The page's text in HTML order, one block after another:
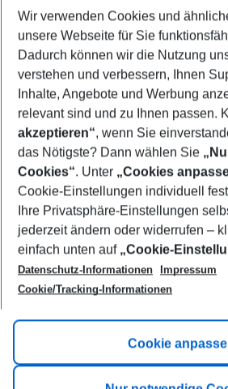
Select your date range
10/08/26–08/08/27 5-8 nights
Who will travel
2 adults No children
Show more filter
Footer
Footer navigation
Title A
Link A
Wir verwenden Cookies und
unsere Webseite für Sie
Dadurch können wir die Nutzung
verstehen und verbessern, Ihnen
Inhalte, Angebote und Werbung
relevant sind und zu Ihnen passen.
akzeptieren“, wenn Sie
das Nötigste? Dann wählen Sie
Cookies“. Unter „Cookies
Cookie-Einstellungen individuell
Ihre Privatsphäre-Einstellungen
jederzeit ändern oder widerrufen –
einfach unten auf „Cookie-
Datenschutz-Informationen
Impressum
Cookie/Tracking-Informationen
Cookie